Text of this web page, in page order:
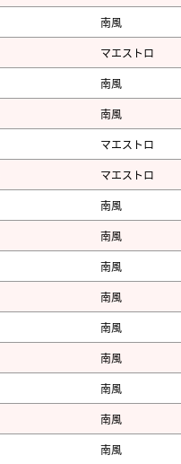
南風
マエストロ
南風
南風
マエストロ
マエストロ
南風
南風
南風
南風
南風
南風
南風
南風
南風